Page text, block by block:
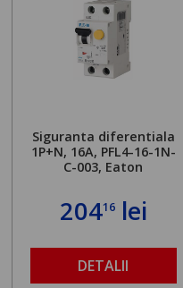
Siguranta diferentiala
1P+N, 16A, PFL4-16-1N-
C-003, Eaton
20416lei
DETALII